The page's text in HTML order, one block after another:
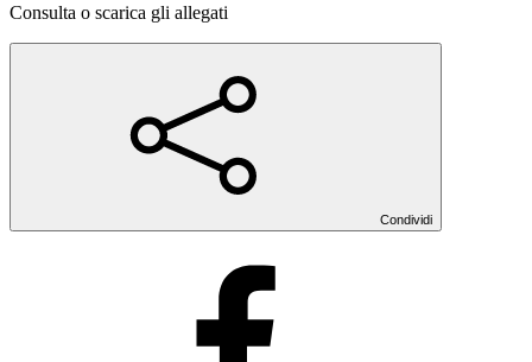
Consulta o scarica gli allegati
Condividi